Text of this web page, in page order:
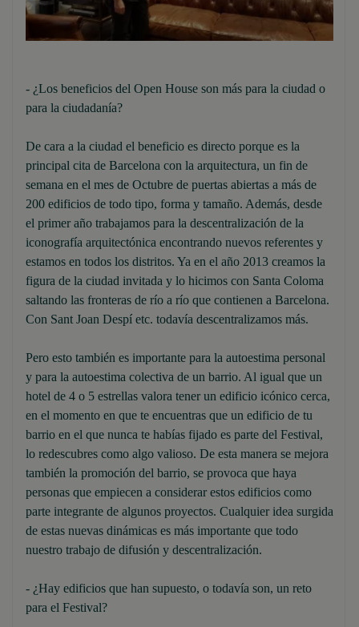
- ¿Los beneficios del Open House son más para la ciudad o
para la ciudadanía?
De cara a la ciudad el beneficio es directo porque es la
principal cita de Barcelona con la arquitectura, un fin de
semana en el mes de Octubre de puertas abiertas a más de
200 edificios de todo tipo, forma y tamaño. Además, desde
el primer año trabajamos para la descentralización de la
iconografía arquitectónica encontrando nuevos referentes y
estamos en todos los distritos. Ya en el año 2013 creamos la
figura de la ciudad invitada y lo hicimos con Santa Coloma
saltando las fronteras de río a río que contienen a Barcelona.
Con Sant Joan Despí etc. todavía descentralizamos más.
Pero esto también es importante para la autoestima personal
y para la autoestima colectiva de un barrio. Al igual que un
hotel de 4 o 5 estrellas valora tener un edificio icónico cerca,
en el momento en que te encuentras que un edificio de tu
barrio en el que nunca te habías fijado es parte del Festival,
lo redescubres como algo valioso. De esta manera se mejora
también la promoción del barrio, se provoca que haya
personas que empiecen a considerar estos edificios como
parte integrante de algunos proyectos. Cualquier idea surgida
de estas nuevas dinámicas es más importante que todo
nuestro trabajo de difusión y descentralización.
- ¿Hay edificios que han supuesto, o todavía son, un reto
para el Festival?